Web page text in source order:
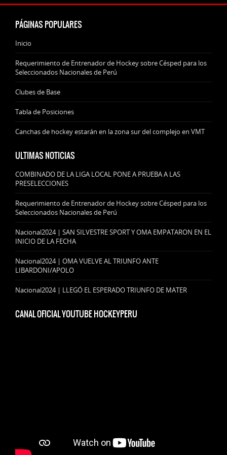
PÁGINAS POPULARES
Inicio
Requerimiento de Entrenador de Hockey sobre Césped para los
Seleccionados Nacionales de Perú
Clubes de Base
Tabla de Posiciones
Canchas de hockey estarán en la zona sur del complejo en VMT
ULTIMAS NOTICIAS
COMBINADO DE LA LIGA LOCAL PONE A PRUEBA A LAS
PRESELECCIONES
Requerimiento de Entrenador de Hockey sobre Césped para los
Seleccionados Nacionales de Perú
Nacional2024 | SAN SILVESTRE SPORT Y OMA EMPATARON EN EL
INICIO DE LA FECHA
Nacional2024 | OMA VUELVE AL TRIUNFO ANTE
LIBARDONI/APOLO
Nacional2024 | LLEGÓ EL ESPERADO TRIUNFO DE MATER
CANAL OFICIAL YOUTUBE HOCKEYPERU